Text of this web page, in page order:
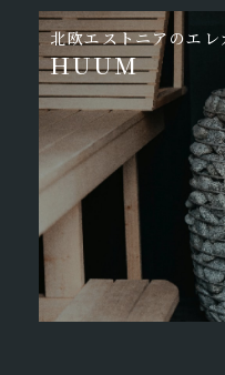
北欧エストニアのエ
HUUM